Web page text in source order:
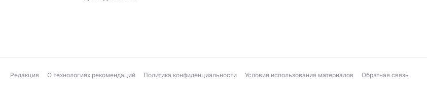
Редакция О технологиях рекомендаций Политика конфиденциальности Условия использования материалов Обратная связь